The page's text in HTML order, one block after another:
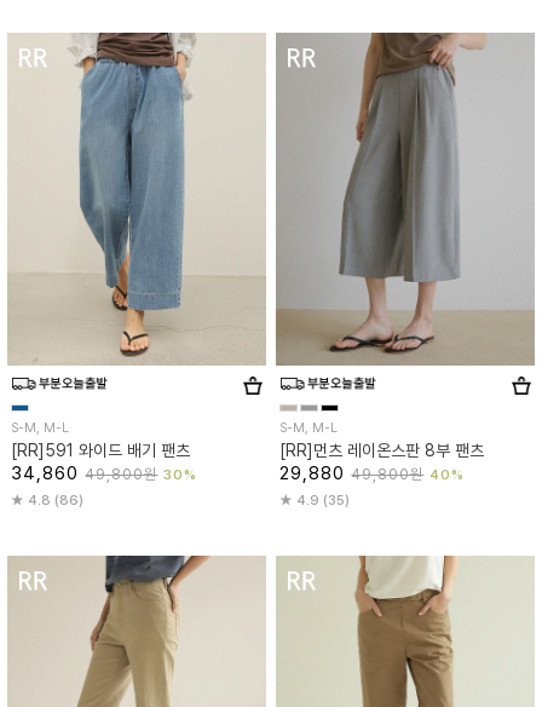
S-M, M-L
[RR]591 와이드 배기 팬츠
34,86049,800원 30%
4.8 (86)
S-M, M-L
[RR]먼츠 레이온스판 8부 팬츠
29,88049,800원 40%
4.9 (35)